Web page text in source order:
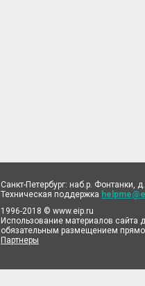
Санкт-Петербург: наб.р. Фонтанки,
Техническая поддержка
1996-2018 © www.eip.ru
Использование материалов сайта
обязательным размещением
Партнеры